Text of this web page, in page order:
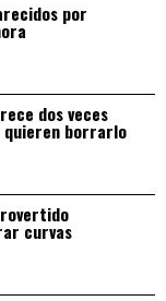
por
dos veces
borrarlo
curvas